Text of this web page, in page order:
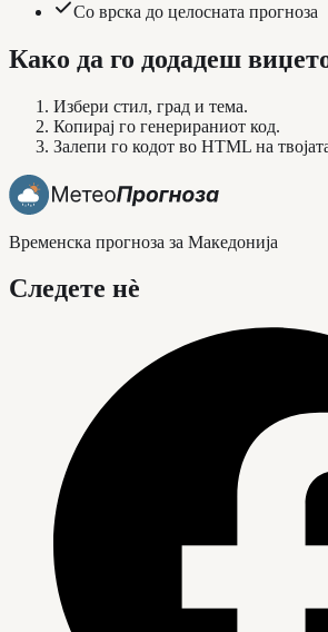
Со врска до целосната прогноза
Како да го додадеш
Избери стил, град и тема.
Копирај го генерираниот код.
Залепи го кодот во HTML на
Временска прогноза за Македонија
Следете нè